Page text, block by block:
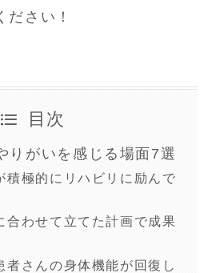
ださい！
目次
りがいを感じる場面7選
極的にリハビリに励んで
わせて立てた計画で成果
さんの身体機能が回復し